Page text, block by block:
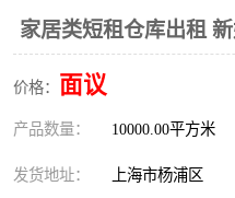
家居类短租仓库出租
价格： 面议
产品数量： 10000.00平方米
发货地址： 上海市杨浦区